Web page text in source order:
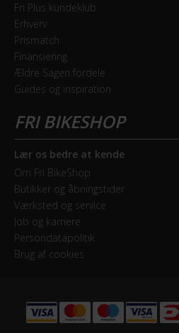
Geargruppe
Shimano Nexus
Geartype
Indvendige gear
Samlet antal gear
7
Skiftegreb
Shimano Nexus
HJUL & DÆK
Bike Attitude Fiberbelt 700Cx35
Fri Plus kundeklub
Erhverv
Prismatch
Finansiering
Ældre Sagen fordele
Guides og inspiration
Lær os bedre at kende
Om Fri BikeShop
Butikker og åbningstider
Værksted og service
Job og karriere
Persondatapolitik
Brug af cookies